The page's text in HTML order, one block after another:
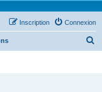
Connexion
Inscription